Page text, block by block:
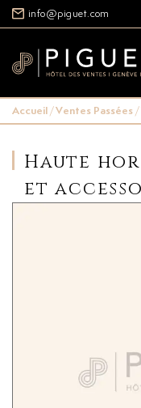
info@piguet.com
Accueil/Ventes Passées/
Haute
et